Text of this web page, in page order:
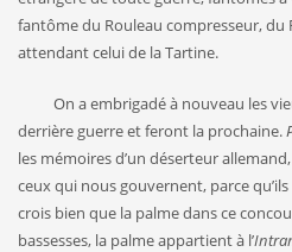
fantôme du Rouleau compresseur, du
attendant celui de la Tartine.
On a embrigadé à nouveau les
derrière guerre et feront la prochaine.
les mémoires d’un déserteur
ceux qui nous gouvernent, parce
crois bien que la palme dans ce
bassesses, la palme appartient à l’